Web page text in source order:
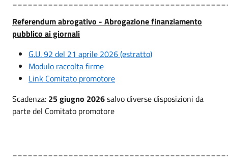
Referendum abrogativo - Abrogazione finanziamento
pubblico ai giornali
G.U. 92 del 21 aprile 2026 (estratto)
Modulo raccolta firme
Link Comitato promotore
Scadenza: 25 giugno 2026salvo diverse disposizioni da
parte del Comitato promotore